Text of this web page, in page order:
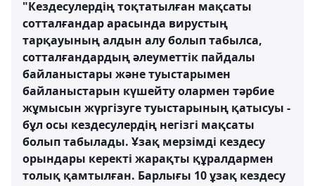
"Кездесулердің тоқтатылған мақсаты
сотталғандар арасында вирустың
тарқауының алдын алу болып табылса,
сотталғандардың әлеуметтік пайдалы
байланыстары және туыстарымен
байланыстарын күшейту олармен тәрбие
жұмысын жүргізуге туыстарының қатысуы -
бұл осы кездесулердің негізгі мақсаты
болып табылады. Ұзақ мерзімді кездесу
орындары керекті жарақты құралдармен
толық қамтылған. Барлығы 10 ұзақ кездесу